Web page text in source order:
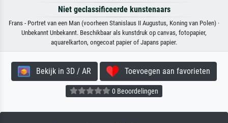
Niet geclassificeerde kunstenaars
Frans - Portret van een Man (voorheen Stanislaus II Augustus, Koning van Polen) ·
Unbekannt Unbekannt. Beschikbaar als kunstdruk op canvas, fotopapier,
aquarelkarton, ongecoat papier of Japans papier.
Bekijk in 3D / AR Toevoegen aan favorieten
0 Beoordelingen